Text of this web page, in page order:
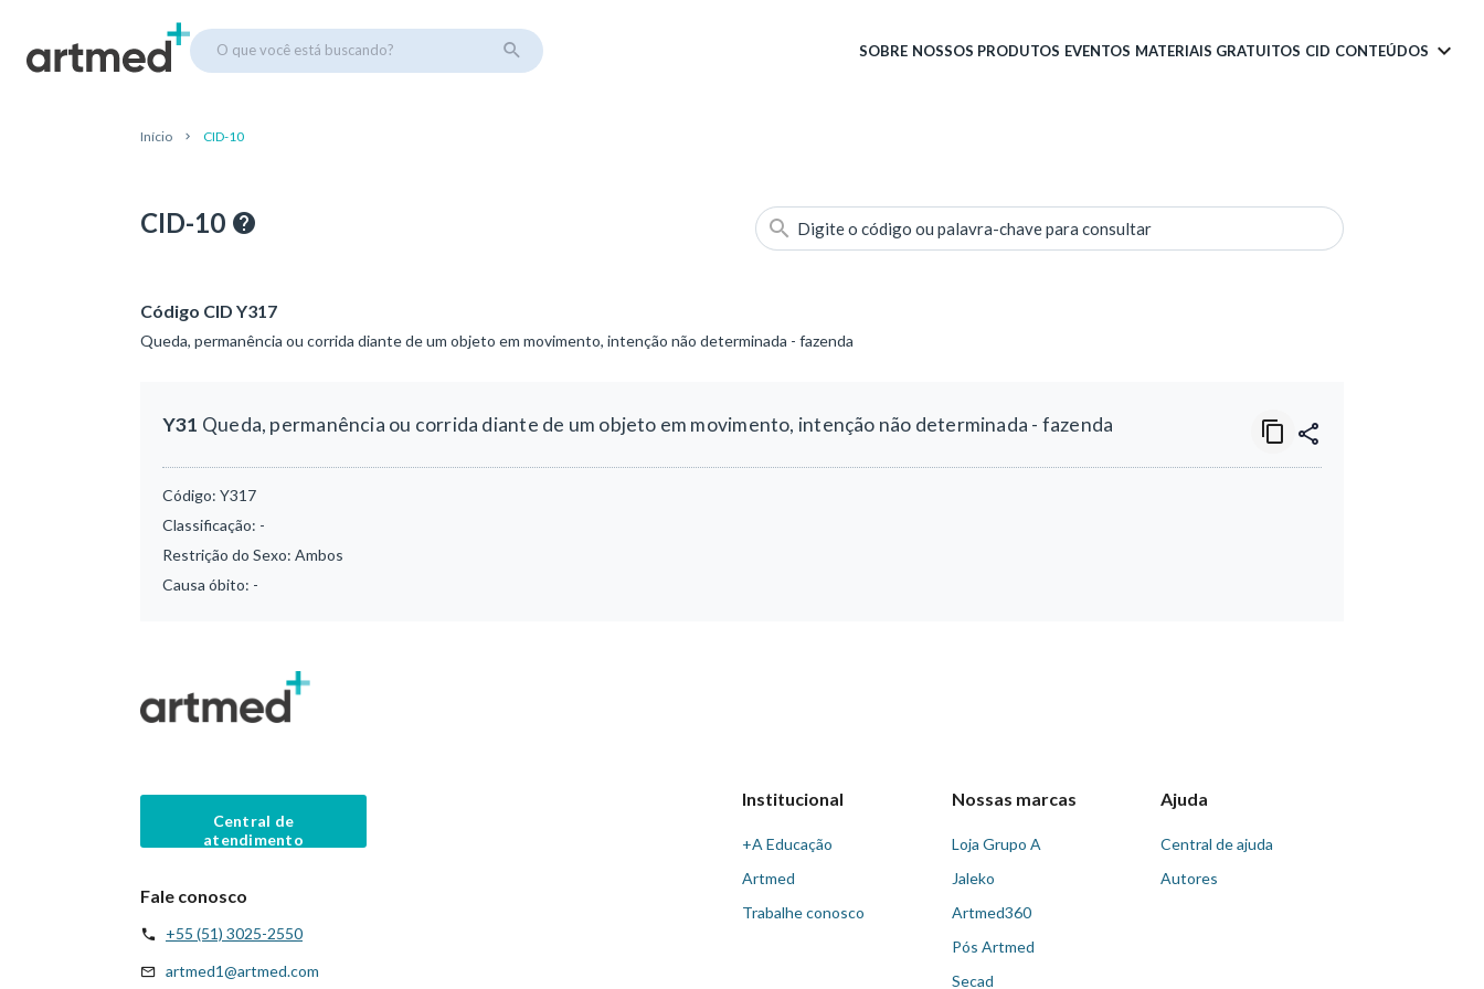
O que você está buscando? SOBRE NOSSOS PRODUTOS EVENTOS MATERIAIS GRATUITOS CID CONTEÚDOS
Início CID-10
CID-10 Digite o código ou palavra-chave para consultar
Código CID Y317
Queda, permanência ou corrida diante de um objeto em movimento, intenção não determinada - fazenda
Y31 Queda, permanência ou corrida diante de um objeto em movimento, intenção não determinada - fazenda
Código: Y317
Classificação: -
Restrição do Sexo: Ambos
Causa óbito: -
Central de
atendimento
Fale conosco
+55 (51) 3025-2550
artmed1@artmed.com
Institucional
+A Educação
Artmed
Trabalhe conosco
Nossas marcas
Loja Grupo A
Jaleko
Artmed360
Pós Artmed
Secad
Ajuda
Central de ajuda
Autores